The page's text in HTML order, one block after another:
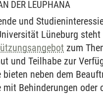
DER LEUPHANA
und
Lüneburg steht
zum
und Teilhabe zur
bieten neben dem
mit Behinderungen oder